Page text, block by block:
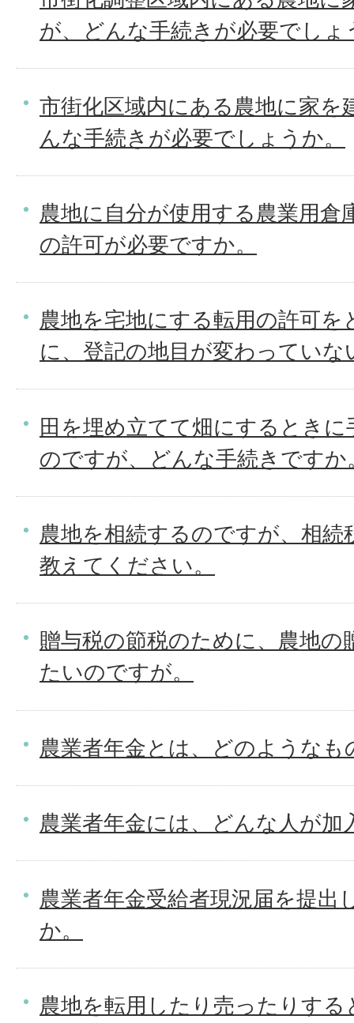
が、どんな手続きが必要でしょ
市街化区域内にある農地に家を
んな手続きが必要でしょうか。
農地に自分が使用する農業用倉
の許可が必要ですか。
農地を宅地にする転用の許可
に、登記の地目が変わっていな
田を埋め立てて畑にするとき
のですが、どんな手続きですか
農地を相続するのですが、相続
教えてください。
贈与税の節税のために、農地の
たいのですが。
農業者年金とは、どのようなも
農業者年金には、どんな人が加
農業者年金受給者現況届を提出
か。
農地を転用したり売ったりする